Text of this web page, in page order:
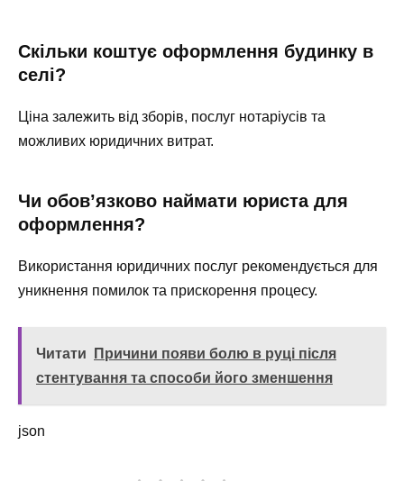
Скільки коштує оформлення будинку в
селі?
Ціна залежить від зборів, послуг нотаріусів та
можливих юридичних витрат.
Чи обов’язково наймати юриста для
оформлення?
Використання юридичних послуг рекомендується для
уникнення помилок та прискорення процесу.
Читати
Причини появи болю в руці після
стентування та способи його зменшення
json